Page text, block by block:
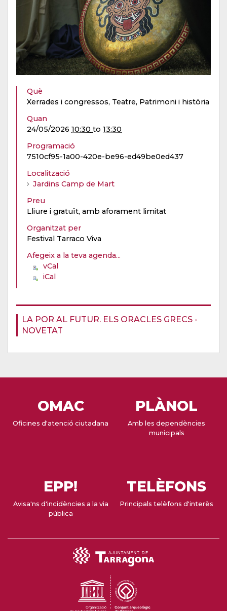
LA POR AL FUTUR. ELS ORACLES GRECS -
NOVETAT
Què
Xerrades i congressos, Teatre, Patrimoni i història
Quan
24/05/2026 10:30 to 13:30
Programació
7510cf95-1a00-420e-be96-ed49be0ed437
Localització
Jardins Camp de Mart
Preu
Lliure i gratuït, amb aforament limitat
Organitzat per
Festival Tarraco Viva
Afegeix a la teva agenda...
vCal
iCal
OMAC
Oficines d'atenció ciutadana
PLÀNOL
Amb les dependències
municipals
EPP!
Avisa'ns d'incidències a la via
pública
TELÈFONS
Principals telèfons d'interès